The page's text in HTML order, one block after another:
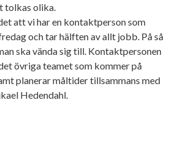
tolkas olika.
att vi har en kontaktperson som
och tar hälften av allt jobb. På så
ska vända sig till. Kontaktpersonen
övriga teamet som kommer på
planerar måltider tillsammans med
Hedendahl.